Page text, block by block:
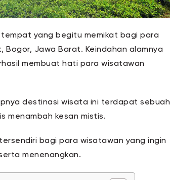
yang begitu memikat bagi para
Jawa Barat. Keindahan alamnya
membuat hati para wisatawan
destinasi wisata ini terdapat sebuah
menambah kesan mistis.
bagi para wisatawan yang ingin
menenangkan.